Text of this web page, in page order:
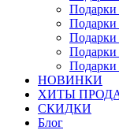
Подарки
Подарки
Подарки
Подарки
Подарки
НОВИНКИ
ХИТЫ
СКИДКИ
Блог